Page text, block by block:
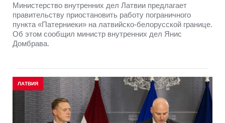
Министерство внутренних дел Латвии предлагает
правительству приостановить работу пограничного
пункта «Патерниеки» на латвийско-белорусской границе.
Об этом сообщил министр внутренних дел Янис
Домбрава.
ЛАТВИЯ